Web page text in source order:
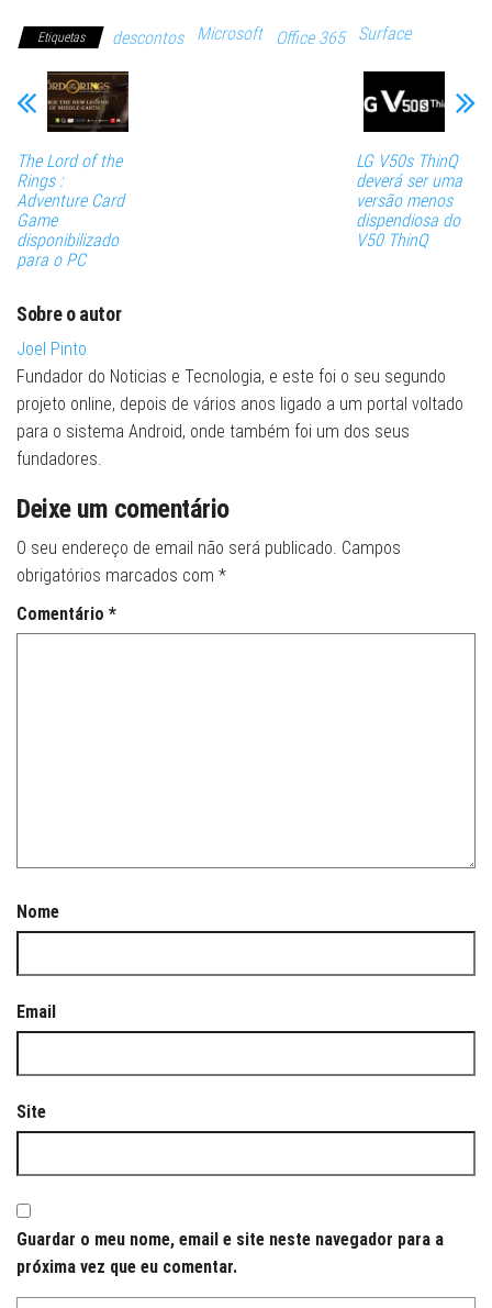
Etiquetas descontos Microsoft Office 365 Surface
The Lord of the
Rings :
Adventure Card
Game
disponibilizado
para o PC
LG V50s ThinQ
deverá ser uma
versão menos
dispendiosa do
V50 ThinQ
Sobre o autor
Joel Pinto
Fundador do Noticias e Tecnologia, e este foi o seu segundo
projeto online, depois de vários anos ligado a um portal voltado
para o sistema Android, onde também foi um dos seus
fundadores.
Deixe um comentário
O seu endereço de email não será publicado. Campos
obrigatórios marcados com *
Comentário *
Nome
Email
Site
Guardar o meu nome, email e site neste navegador para a
próxima vez que eu comentar.